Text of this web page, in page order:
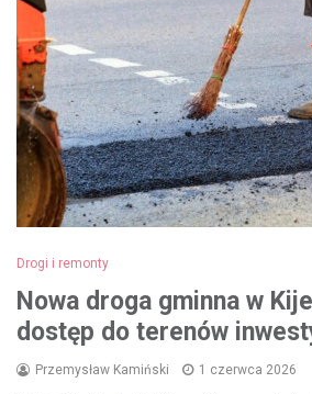
Drogi i remonty
Nowa droga gminna w
dostęp do terenów
Przemysław Kamiński 1 czerwca 2026